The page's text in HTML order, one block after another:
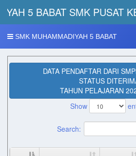
5 BABAT SMK PUSAT
SMK MUHAMMADIYAH 5 BABAT
DATA PENDAFTAR DARI
STATUS
TAHUN PELAJARAN
Show
Search: